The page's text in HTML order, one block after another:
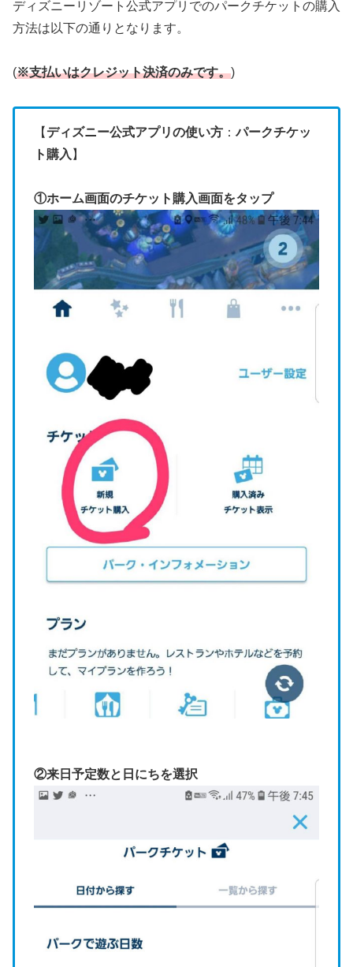
ディズニーリゾート公式アプリでのパークチケットの購入
方法は以下の通りとなります。
(※支払いはクレジット決済のみです。)
【 ディズニー公式アプリの使い方 ：パークチケッ
ト購入 】
①ホーム画面のチケット購入画面をタップ
②来日予定数と日にちを選択